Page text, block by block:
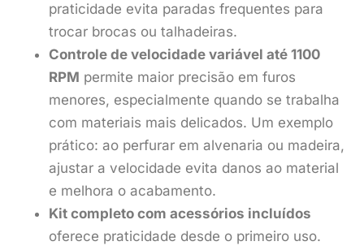
praticidade evita paradas frequentes para
trocar brocas ou talhadeiras.
Controle de velocidade variável até 1100
RPM permite maior precisão em furos
menores, especialmente quando se trabalha
com materiais mais delicados. Um exemplo
prático: ao perfurar em alvenaria ou madeira,
ajustar a velocidade evita danos ao material
e melhora o acabamento.
Kit completo com acessórios incluídos
oferece praticidade desde o primeiro uso.